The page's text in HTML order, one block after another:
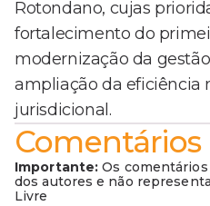
Rotondano, cujas
fortalecimento do
modernização da
ampliação da eficiência
jurisdicional.
Comentários
Importante: Os
dos autores e não
Livre